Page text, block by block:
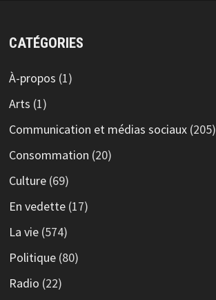
CATÉGORIES
À-propos (1)
Arts (1)
Communication et médias sociaux(205)
Consommation (20)
Culture(69)
En vedette(17)
La vie(574)
Politique(80)
Radio (22)